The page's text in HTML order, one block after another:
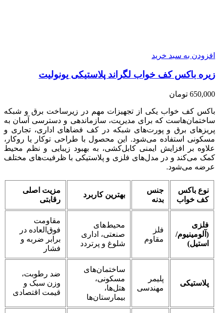
افزودن به سبد خرید
زیره باکس کف خواب لگراند پلاستیکی یونولیت
650,000 تومان
باکس کف خواب یکی از تجهیزات مهم در زیرساخت برق و شبکه
ساختمان‌هاست که برای مدیریت، سازماندهی و دسترسی آسان به
پریزهای برق و پورت‌های شبکه در کف فضاهای اداری، تجاری و
مسکونی استفاده می‌شود. این محصول با طراحی توکار یا روکار،
علاوه بر افزایش ایمنی کابل‌کشی، به بهبود زیبایی و نظم محیط
کمک می‌کند و در مدل‌های فلزی و پلاستیکی با ظرفیت‌های مختلف
عرضه می‌شود.
نوع باکس
کف خواب
جنس
بدنه
بهترین کاربرد
مزیت اصلی
رقابتی
فلزی
(آلومینیوم/
استیل)
فلز
مقاوم
محیط‌های
صنعتی، اداری
شلوغ و پرتردد
مقاومت
فوق‌العاده در
برابر ضربه و
فشار
پلاستیکی
پلیمر
مهندسی
ساختمان‌های
مسکونی،
هتل‌ها،
بیمارستان‌ها
ضد رطوبت،
وزن سبک و
قیمت اقتصادی